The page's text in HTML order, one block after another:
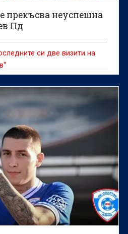
прекъсва неуспешна
Пд
си две визити на